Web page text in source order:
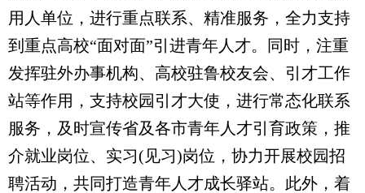
用人单位，进行重点联系、精准服务，全力支持
到重点高校“面对面”引进青年人才。同时，注重
发挥驻外办事机构、高校驻鲁校友会、引才工作
站等作用，支持校园引才大使，进行常态化联系
服务，及时宣传省及各市青年人才引育政策，推
介就业岗位、实习(见习)岗位，协力开展校园招
聘活动，共同打造青年人才成长驿站。此外，着